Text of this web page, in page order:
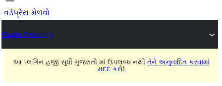
વર્ડપ્રેસ મેળવો
Plugin Directory
આ પ્લગિન હજી સુધી ગુજરાતી માં ઉપલબ્ધ નથી તેને અનુવાદિત કરવામાં
મદદ કરો!